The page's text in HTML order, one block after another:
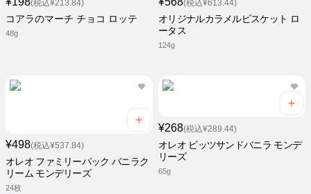
(税込¥213.84)
コアラのマーチ チョコ ロッテ
48g
(税込¥613.44)
オリジナルカラメルビスケット ロ
ータス
124g
¥498(税込¥537.84)
オレオ ファミリーパック バニラク
リーム モンデリーズ
24枚
¥268(税込¥289.44)
オレオ ビッツサンドバニラ モンデ
リーズ
65g